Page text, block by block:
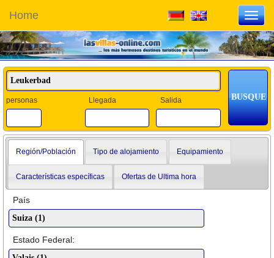
Home
personas Llegada Salida
Región/Población Tipo de alojamiento Equipamiento
Características específicas Ofertas de Ultima hora
País
Estado Federal: